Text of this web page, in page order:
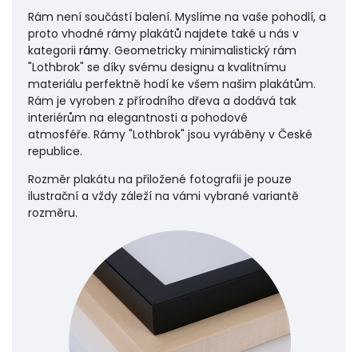
Rám není součástí balení. Myslíme na vaše pohodlí, a
proto vhodné rámy plakátů najdete také u nás v
kategorii rámy. Geometricky minimalistický rám
"Lothbrok" se díky svému designu a kvalitnímu
materiálu perfektně hodí ke všem našim plakátům.
Rám je vyroben z přírodního dřeva a dodává tak
interiérům na elegantnosti a pohodové
atmosféře. Rámy "Lothbrok" jsou vyráběny v České
republice.
Rozměr plakátu na přiložené fotografii je pouze
ilustrační a vždy záleží na vámi vybrané variantě
rozměru.